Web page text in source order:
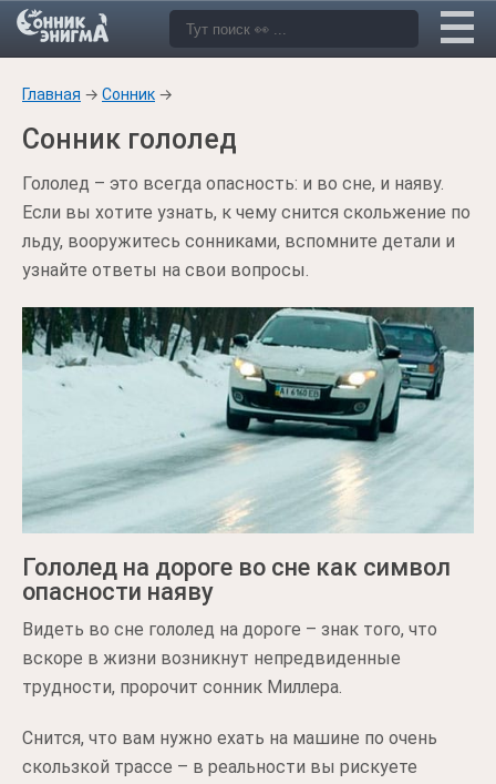
Главная → Сонник →
Сонник гололед
Гололед – это всегда опасность: и во сне, и наяву.
Если вы хотите узнать, к чему снится скольжение по
льду, вооружитесь сонниками, вспомните детали и
узнайте ответы на свои вопросы.
Гололед на дороге во сне как символ
опасности наяву
Видеть во сне гололед на дороге – знак того, что
вскоре в жизни возникнут непредвиденные
трудности, пророчит сонник Миллера.
Снится, что вам нужно ехать на машине по очень
скользкой трассе – в реальности вы рискуете